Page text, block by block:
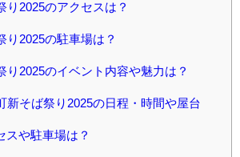
り2025のアクセスは？
り2025の駐車場は？
り2025のイベント内容や魅力は？
新そば祭り2025の日程・時間や屋台
スや駐車場は？